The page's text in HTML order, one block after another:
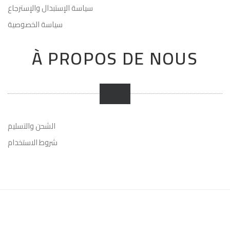
سياسة الإستبدال والإسترجاع
سياسة الخصوصية
À PROPOS DE NOUS
الشحن والتسليم
شروط الاستخدام